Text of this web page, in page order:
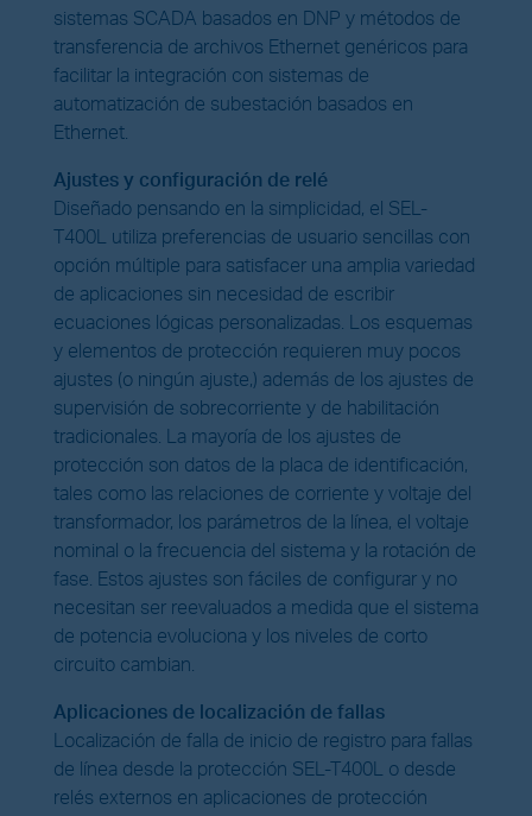
sistemas SCADA basados en DNP y métodos de
transferencia de archivos Ethernet genéricos para
facilitar la integración con sistemas de
automatización de subestación basados en
Ethernet.
Ajustes y configuración de relé
Diseñado pensando en la simplicidad, el SEL-
T400L utiliza preferencias de usuario sencillas con
opción múltiple para satisfacer una amplia variedad
de aplicaciones sin necesidad de escribir
ecuaciones lógicas personalizadas. Los esquemas
y elementos de protección requieren muy pocos
ajustes (o ningún ajuste,) además de los ajustes de
supervisión de sobrecorriente y de habilitación
tradicionales. La mayoría de los ajustes de
protección son datos de la placa de identificación,
tales como las relaciones de corriente y voltaje del
transformador, los parámetros de la línea, el voltaje
nominal o la frecuencia del sistema y la rotación de
fase. Estos ajustes son fáciles de configurar y no
necesitan ser reevaluados a medida que el sistema
de potencia evoluciona y los niveles de corto
circuito cambian.
Aplicaciones de localización de fallas
Localización de falla de inicio de registro para fallas
de línea desde la protección SEL-T400L o desde
relés externos en aplicaciones de protección